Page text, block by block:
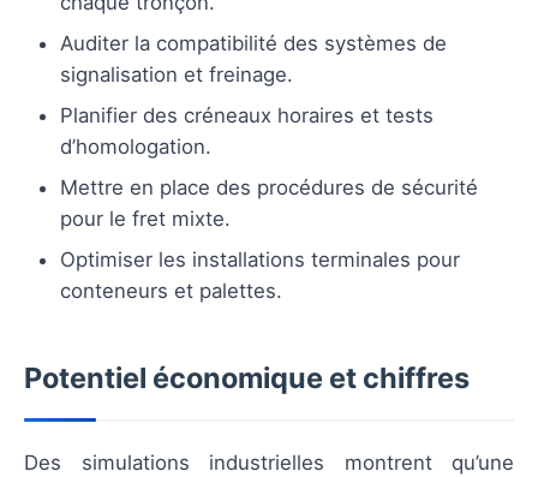
Auditer la compatibilité des systèmes de
signalisation et freinage.
Planifier des créneaux horaires et tests
d’homologation.
Mettre en place des procédures de sécurité
pour le fret mixte.
Optimiser les installations terminales pour
conteneurs et palettes.
Potentiel économique et chiffres
Des simulations industrielles montrent qu’une